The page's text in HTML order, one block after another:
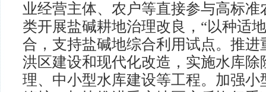
业经营主体、农户等直接参与高标
类开展盐碱耕地治理改良，“以种适
合，支持盐碱地综合利用试点。推
洪区建设和现代化改造，实施水库
理、中小型水库建设等工程。加强